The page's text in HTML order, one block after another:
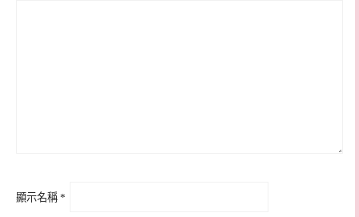
顯示名稱 *